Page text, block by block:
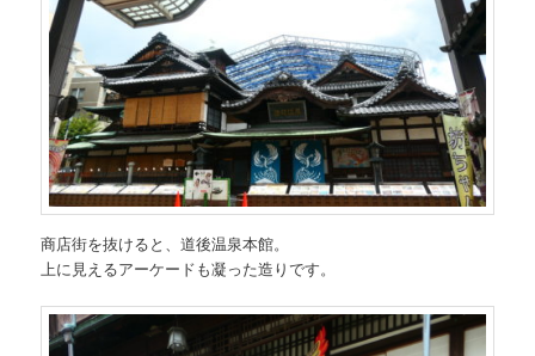
商店街を抜けると、道後温泉本館。
上に見えるアーケードも凝った造りです。